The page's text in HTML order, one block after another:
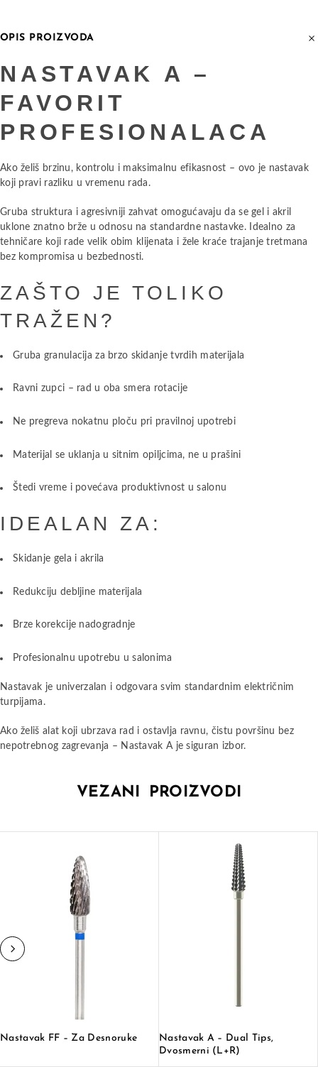
OPIS PROIZVODA
NASTAVAK A –
FAVORIT
PROFESIONALACA
Ako želiš brzinu, kontrolu i maksimalnu efikasnost – ovo je nastavak
koji pravi razliku u vremenu rada.
Gruba struktura i agresivniji zahvat omogućavaju da se gel i akril
uklone znatno brže u odnosu na standardne nastavke. Idealno za
tehničare koji rade velik obim klijenata i žele kraće trajanje tretmana
bez kompromisa u bezbednosti.
ZAŠTO JE TOLIKO
TRAŽEN?
Gruba granulacija za brzo skidanje tvrdih materijala
Ravni zupci – rad u oba smera rotacije
Ne pregreva nokatnu ploču pri pravilnoj upotrebi
Materijal se uklanja u sitnim opiljcima, ne u prašini
Štedi vreme i povećava produktivnost u salonu
IDEALAN ZA:
Skidanje gela i akrila
Redukciju debljine materijala
Brze korekcije nadogradnje
Profesionalnu upotrebu u salonima
Nastavak je univerzalan i odgovara svim standardnim električnim
turpijama.
Ako želiš alat koji ubrzava rad i ostavlja ravnu, čistu površinu bez
nepotrebnog zagrevanja – Nastavak A je siguran izbor.
VEZANI PROIZVODI
Nastavak FF – Za Desnoruke
Nastavak A – Dual Tips,
Dvosmerni (L+R)